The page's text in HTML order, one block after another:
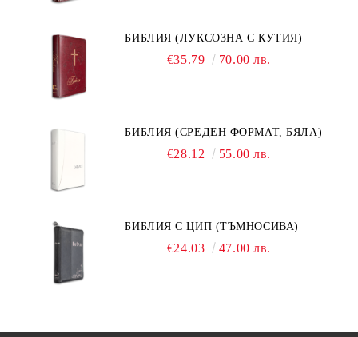
БИБЛИЯ (ЛУКСОЗНА С КУТИЯ)
€35.79 70.00 лв.
БИБЛИЯ (СРЕДЕН ФОРМАТ, БЯЛА)
€28.12 55.00 лв.
БИБЛИЯ С ЦИП (ТЪМНОСИВА)
€24.03 47.00 лв.